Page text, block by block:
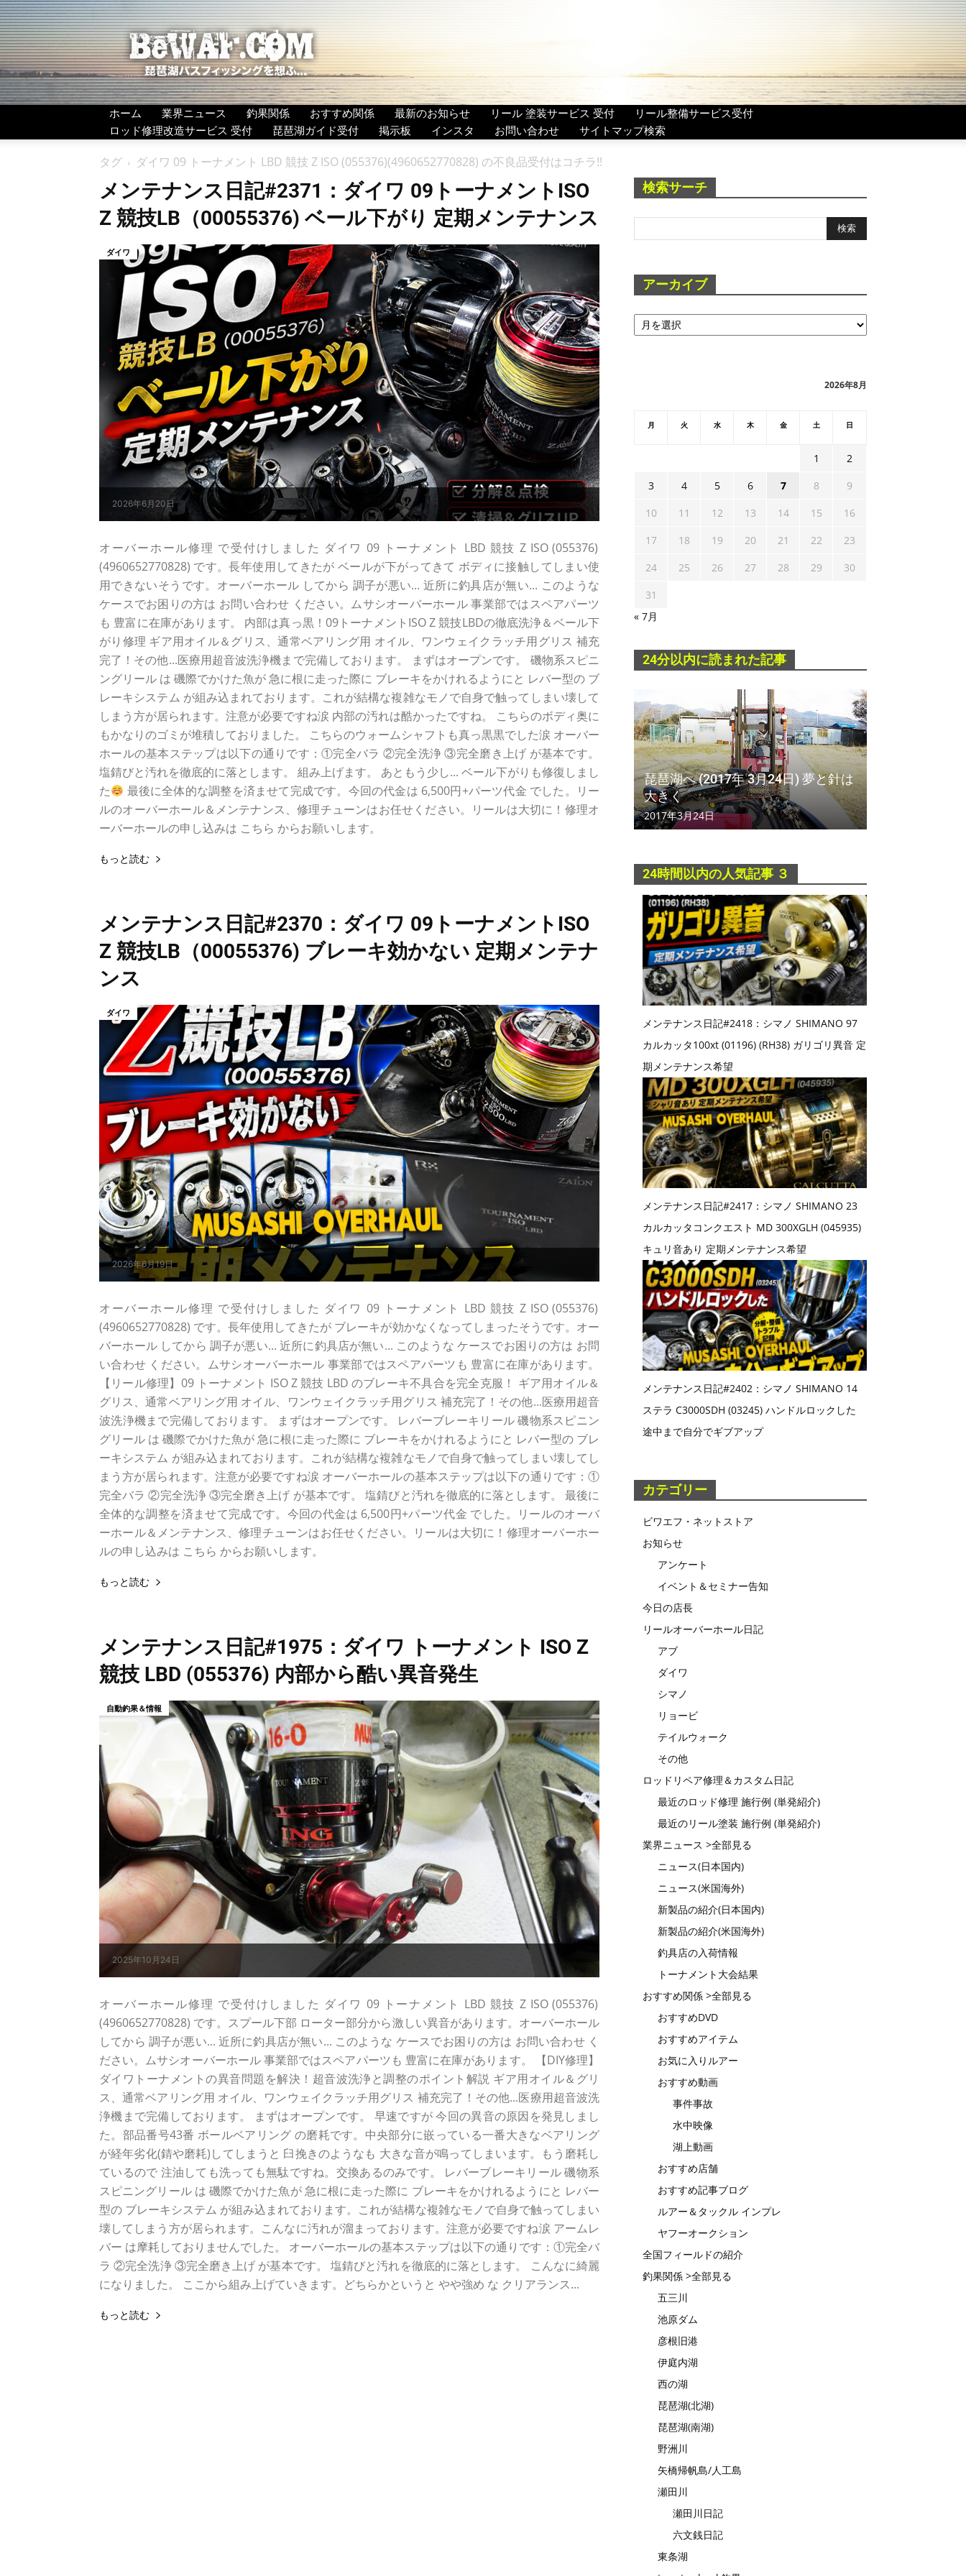
BeWAF
(ビ
ワ
エ
フ）
ホーム 業界ニュース 釣果関係 おすすめ関係 最新のお知らせ リール 塗装サービス 受付
リール整備サービス受付
ロッド修理改造サービス 受付
琵琶湖ガイド受付 掲示板 インスタ お問い合わせ サイトマップ検索
タグ ダイワ 09 トーナメント LBD 競技 Z ISO (055376)(4960652770828) の不良品受付はコチラ!!
メンテナンス日記#2371：ダイワ 09トーナメントISO
Z 競技LB（00055376) ベール下がり 定期メンテナンス
2026年6月20日
ダイワ
オーバーホール修理 で受付けしました ダイワ 09 トーナメント LBD 競技 Z ISO (055376)
(4960652770828) です。長年使用してきたが ベールが下がってきて ボディに接触してしまい使
用できないそうです。オーバーホール してから 調子が悪い... 近所に釣具店が無い... このような
ケースでお困りの方は お問い合わせ ください。ムサシオーバーホール 事業部ではスペアパーツ
も 豊富に在庫があります。 内部は真っ黒！09トーナメントISO Z 競技LBDの徹底洗浄＆ベール下
がり修理 ギア用オイル＆グリス、通常ベアリング用 オイル、ワンウェイクラッチ用グリス 補充
完了！その他...医療用超音波洗浄機まで完備しております。 まずはオープンです。 磯物系スピニ
ングリール は 磯際でかけた魚が 急に根に走った際に ブレーキをかけれるようにと レバー型の ブ
レーキシステム が組み込まれております。これが結構な複雑なモノで自身で触ってしまい壊して
しまう方が居られます。注意が必要ですね涙 内部の汚れは酷かったですね。 こちらのボディ奥に
もかなりのゴミが堆積しておりました。 こちらのウォームシャフトも真っ黒黒でした涙 オーバー
ホールの基本ステップは以下の通りです：①完全バラ ②完全洗浄 ③完全磨き上げ が基本です。
塩錆びと汚れを徹底的に落とします。 組み上げます。 あともう少し... ベール下がりも修復しまし
た
最後に全体的な調整を済ませて完成です。今回の代金は 6,500円+パーツ代金 でした。リー
ルのオーバーホール＆メンテナンス、修理チューンはお任せください。リールは大切に！修理オ
ーバーホールの申し込みは こちら からお願いします。
もっと読む
メンテナンス日記#2370：ダイワ 09トーナメントISO
Z 競技LB（00055376) ブレーキ効かない 定期メンテナ
ンス
2026年6月19日
ダイワ
オーバーホール修理 で受付けしました ダイワ 09 トーナメント LBD 競技 Z ISO (055376)
(4960652770828) です。長年使用してきたが ブレーキが効かなくなってしまったそうです。オー
バーホール してから 調子が悪い... 近所に釣具店が無い... このような ケースでお困りの方は お問
い合わせ ください。ムサシオーバーホール 事業部ではスペアパーツも 豊富に在庫があります。
【リール修理】09 トーナメント ISO Z 競技 LBD のブレーキ不具合を完全克服！ ギア用オイル＆
グリス、通常ベアリング用 オイル、ワンウェイクラッチ用グリス 補充完了！その他...医療用超音
波洗浄機まで完備しております。 まずはオープンです。 レバーブレーキリール 磯物系スピニン
グリール は 磯際でかけた魚が 急に根に走った際に ブレーキをかけれるようにと レバー型の ブレ
ーキシステム が組み込まれております。これが結構な複雑なモノで自身で触ってしまい壊してし
まう方が居られます。注意が必要ですね涙 オーバーホールの基本ステップは以下の通りです：①
完全バラ ②完全洗浄 ③完全磨き上げ が基本です。 塩錆びと汚れを徹底的に落とします。 最後に
全体的な調整を済ませて完成です。今回の代金は 6,500円+パーツ代金 でした。リールのオーバ
ーホール＆メンテナンス、修理チューンはお任せください。リールは大切に！修理オーバーホー
ルの申し込みは こちら からお願いします。
もっと読む
メンテナンス日記#1975：ダイワ トーナメント ISO Z
競技 LBD (055376) 内部から酷い異音発生
2025年10月24日
自動釣果＆情報
オーバーホール修理 で受付けしました ダイワ 09 トーナメント LBD 競技 Z ISO (055376)
(4960652770828) です。スプール下部 ローター部分から激しい異音があります。オーバーホール
してから 調子が悪い... 近所に釣具店が無い... このような ケースでお困りの方は お問い合わせ く
ださい。ムサシオーバーホール 事業部ではスペアパーツも 豊富に在庫があります。 【DIY修理】
ダイワトーナメントの異音問題を解決！超音波洗浄と調整のポイント解説 ギア用オイル＆グリ
ス、通常ベアリング用 オイル、ワンウェイクラッチ用グリス 補充完了！その他...医療用超音波洗
浄機まで完備しております。 まずはオープンです。 早速ですが 今回の異音の原因を発見しまし
た。部品番号43番 ボールベアリング の磨耗です。中央部分に嵌っている一番大きなベアリング
が経年劣化(錆や磨耗)してしまうと 臼挽きのようなも 大きな音が鳴ってしまいます。もう磨耗し
ているので 注油しても洗っても無駄ですね。交換あるのみです。 レバーブレーキリール 磯物系
スピニングリール は 磯際でかけた魚が 急に根に走った際に ブレーキをかけれるようにと レバー
型の ブレーキシステム が組み込まれております。これが結構な複雑なモノで自身で触ってしまい
壊してしまう方が居られます。こんなに汚れが溜まっております。注意が必要ですね涙 アームレ
バー は摩耗しておりませんでした。 オーバーホールの基本ステップは以下の通りです：①完全バ
ラ ②完全洗浄 ③完全磨き上げ が基本です。 塩錆びと汚れを徹底的に落とします。 こんなに綺麗
になりました。 ここから組み上げていきます。どちらかというと やや強め な クリアランス...
もっと読む
検索サーチ
アーカイブ
ア
ー
2026年8月
月 火 水 木 金 土 日
1
2
3
4 5 6 7 8
9
10
11 12 13 14 15
16
17
18 19 20 21 22
23
24
25 26 27 28 29
30
31
« 7月
24分以内に読まれた記事
琵琶湖へ (2017年 3月24日) 夢と針は
大きく
2017年3月24日
24時間以内の人気記事 ３
メンテナンス日記#2418：シマノ SHIMANO 97
カルカッタ100xt (01196) (RH38) ガリゴリ異音 定
期メンテナンス希望
メンテナンス日記#2417：シマノ SHIMANO 23
カルカッタコンクエスト MD 300XGLH (045935)
キュリ音あり 定期メンテナンス希望
メンテナンス日記#2402：シマノ SHIMANO 14
ステラ C3000SDH (03245) ハンドルロックした
途中まで自分でギブアップ
カテゴリー
ビワエフ・ネットストア
お知らせ
アンケート
イベント＆セミナー告知
今日の店長
リールオーバーホール日記
アブ
ダイワ
シマノ
リョービ
テイルウォーク
その他
ロッドリペア修理＆カスタム日記
最近のロッド修理 施行例 (単発紹介)
最近のリール塗装 施行例 (単発紹介)
業界ニュース >全部見る
ニュース(日本国内)
ニュース(米国海外)
新製品の紹介(日本国内)
新製品の紹介(米国海外)
釣具店の入荷情報
トーナメント大会結果
おすすめ関係 >全部見る
おすすめDVD
おすすめアイテム
お気に入りルアー
おすすめ動画
事件事故
水中映像
湖上動画
おすすめ店舗
おすすめ記事ブログ
ルアー＆タックル インプレ
ヤフーオークション
全国フィールドの紹介
釣果関係 >全部見る
五三川
池原ダム
彦根旧港
伊庭内湖
西の湖
琵琶湖(北湖)
琵琶湖(南湖)
野洲川
矢橋帰帆島/人工島
瀬田川
瀬田川日記
六文銭日記
東条湖